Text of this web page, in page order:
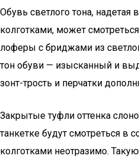
Обувь светлого тона, надетая
колготками, может
лоферы с бриджами из
тон обуви — изысканный и
зонт-трость и перчатки
Закрытые туфли оттенка
танкетке будут смотреться в
колготками неотразимо.